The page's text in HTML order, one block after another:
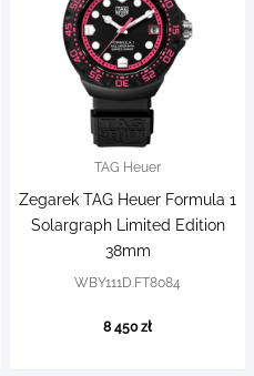
TAG Heuer
Zegarek TAG Heuer Formula 1
Solargraph Limited Edition
38mm
WBY111D.FT8084
8 450 zł